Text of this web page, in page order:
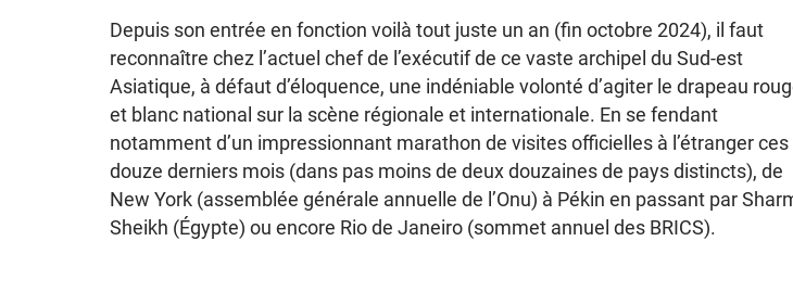
Depuis son entrée en fonction voilà tout juste un an (fin octobre 2024), il faut
reconnaître chez l’actuel chef de l’exécutif de ce vaste archipel du Sud-est
Asiatique, à défaut d’éloquence, une indéniable volonté d’agiter le drapeau
et blanc national sur la scène régionale et internationale. En se fendant
notamment d’un impressionnant marathon de visites officielles à l’étranger ces
douze derniers mois (dans pas moins de deux douzaines de pays distincts), de
New York (assemblée générale annuelle de l’Onu) à Pékin en passant par
Sheikh (Égypte) ou encore Rio de Janeiro (sommet annuel des BRICS).